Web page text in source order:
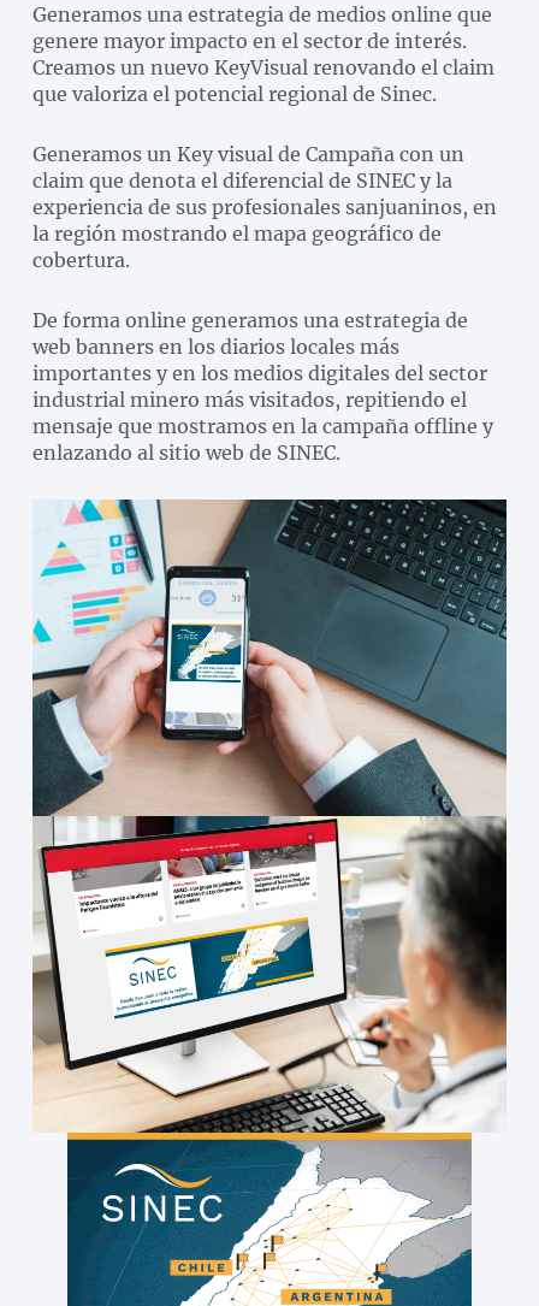
Generamos una estrategia de medios online que
genere mayor impacto en el sector de interés.
Creamos un nuevo KeyVisual renovando el claim
que valoriza el potencial regional de Sinec.
Generamos un Key visual de Campaña con un
claim que denota el diferencial de SINEC y la
experiencia de sus profesionales sanjuaninos, en
la región mostrando el mapa geográfico de
cobertura.
De forma online generamos una estrategia de
web banners en los diarios locales más
importantes y en los medios digitales del sector
industrial minero más visitados, repitiendo el
mensaje que mostramos en la campaña offline y
enlazando al sitio web de SINEC.